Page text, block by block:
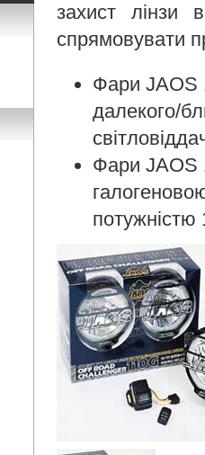
захист лінзи
спрямовувати
Фари JAOS
далекого/
Фари JAOS
потужністю